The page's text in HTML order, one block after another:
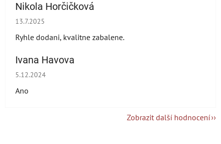
Nikola Horčičková
Hodnocení obchodu je 5 z 5 hvězdiček.
13.7.2025
Ryhle dodani, kvalitne zabalene.
Ivana Havova
Hodnocení obchodu je 5 z 5 hvězdiček.
5.12.2024
Ano
Zobrazit další hodnocení